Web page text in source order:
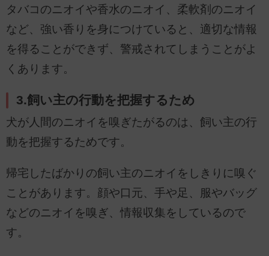
タバコのニオイや香水のニオイ、柔軟剤のニオイ
など、強い香りを身につけていると、適切な情報
を得ることができず、警戒されてしまうことがよ
くあります。
3.飼い主の行動を把握するため
犬が人間のニオイを嗅ぎたがるのは、飼い主の行
動を把握するためです。
帰宅したばかりの飼い主のニオイをしきりに嗅ぐ
ことがあります。顔や口元、手や足、服やバッグ
などのニオイを嗅ぎ、情報収集をしているので
す。